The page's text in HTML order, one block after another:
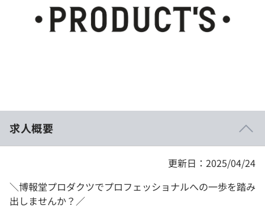
就活成功ガイド
プラン
契約内容・クーポン
求人概要
更新日：2025/04/24
＼博報堂プロダクツでプロフェッショナルへの一歩を踏み
出しませんか？／